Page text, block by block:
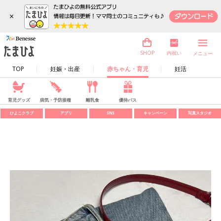
×
TOP 妊娠・出産 赤ちゃん・育児 妊活
SHOP 内祝い メニュー
育児グッズ 病気・予防接種 離乳食 優待パス
ひよこクラブ アプリ SNS キャンペーン 写真スタジオ